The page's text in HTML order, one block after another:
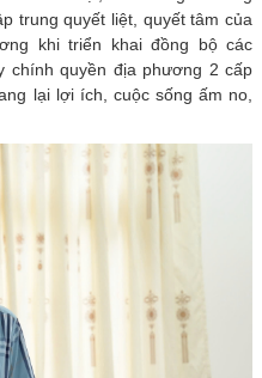
trung quyết liệt, quyết tâm của
khi triển khai đồng bộ các
chính quyền địa phương 2 cấp
lại lợi ích, cuộc sống ấm no,